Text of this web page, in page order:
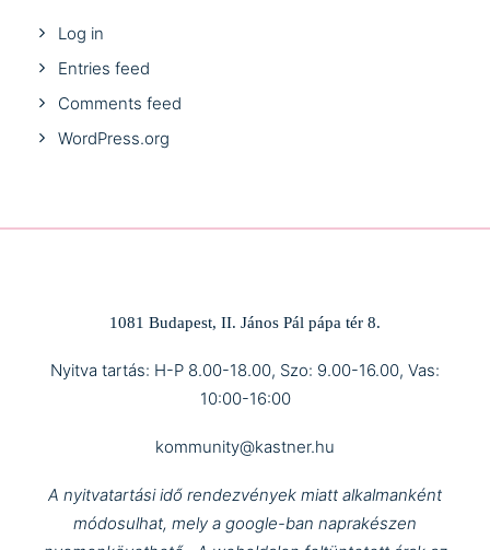
Log in
Entries feed
Comments feed
WordPress.org
1081 Budapest, II. János Pál pápa tér 8.
Nyitva tartás: H-P 8.00-18.00, Szo: 9.00-16.00, Vas:
10:00-16:00
kommunity@kastner.hu
A nyitvatartási idő rendezvények miatt alkalmanként
módosulhat, mely a google-ban naprakészen